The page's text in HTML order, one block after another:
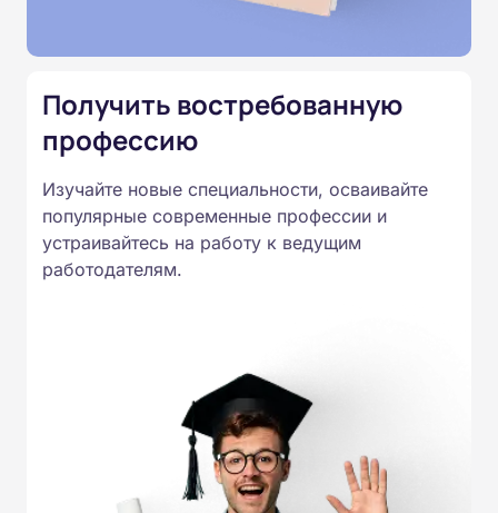
специальностям, утвержденным
соответствии с Федеральными
государственными
профессионального образования.
Удостоверения и дипломы о
прохождении обучения
Получить востребованную
профессию
Изучайте новые специальности, осваивайте
популярные современные профессии и
устраивайтесь на работу к ведущим
работодателям.